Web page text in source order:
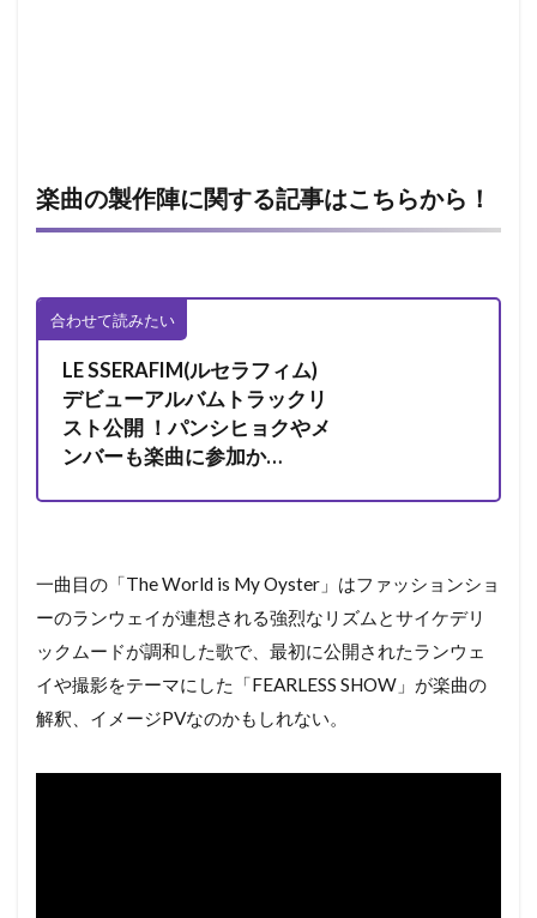
楽曲の製作陣に関する記事はこちらから！
合わせて読みたい
LE SSERAFIM(ルセラフィム)
デビューアルバムトラックリ
スト公開 ！パンシヒョクやメ
ンバーも楽曲に参加か…
一曲目の「The World is My Oyster」はファッションショ
ーのランウェイが連想される強烈なリズムとサイケデリ
ックムードが調和した歌で、最初に公開されたランウェ
イや撮影をテーマにした「FEARLESS SHOW」が楽曲の
解釈、イメージPVなのかもしれない。